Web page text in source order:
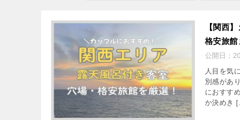
【関西
格安旅館
公開日：
人目を気
別感があ
におすす
か決めき